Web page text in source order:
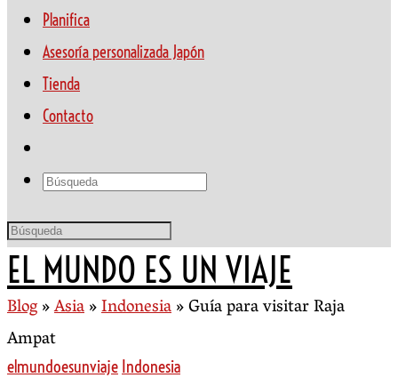
Planifica
Asesoría personalizada Japón
Tienda
Contacto
EL MUNDO ES UN VIAJE
Blog»Asia»Indonesia»Guía para visitar Raja
Ampat
elmundoesunviaje Indonesia